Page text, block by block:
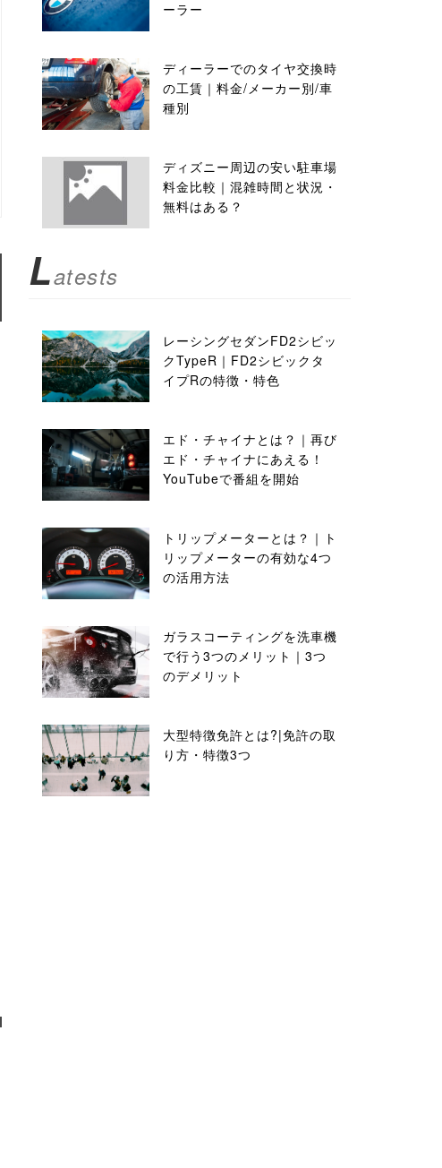
ーラー
ディーラーでのタイヤ交換時
の工賃｜料金/メーカー別/車
種別
ディズニー周辺の安い駐車場
料金比較｜混雑時間と状況・
無料はある？
Latests
レーシングセダンFD2シビッ
クTypeR｜FD2シビックタ
イプRの特徴・特色
エド・チャイナとは？｜再び
エド・チャイナにあえる！
YouTubeで番組を開始
トリップメーターとは？｜ト
リップメーターの有効な4つ
の活用方法
ガラスコーティングを洗車機
で行う3つのメリット｜3つ
のデメリット
大型特徴免許とは?|免許の取
り方・特徴3つ